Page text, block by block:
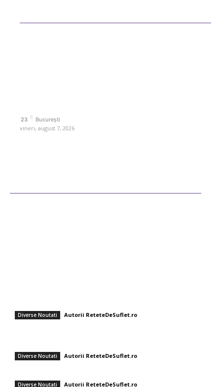
23 C București
vineri, august 7, 2026
Diverse Noutati
Autorii ReteteDeSuflet.ro
Diverse Noutati
Autorii ReteteDeSuflet.ro
Diverse Noutati
Autorii ReteteDeSuflet.ro